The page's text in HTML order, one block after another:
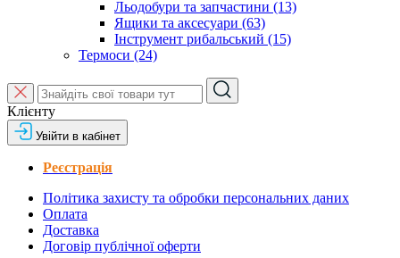
Льодобури та запчастини (13)
Ящики та аксесуари (63)
Інструмент рибальський (15)
Термоси (24)
Клієнту
Увійти в кабінет
Реєстрація
Політика захисту та обробки персональних даних
Оплата
Доставка
Договір публічної оферти